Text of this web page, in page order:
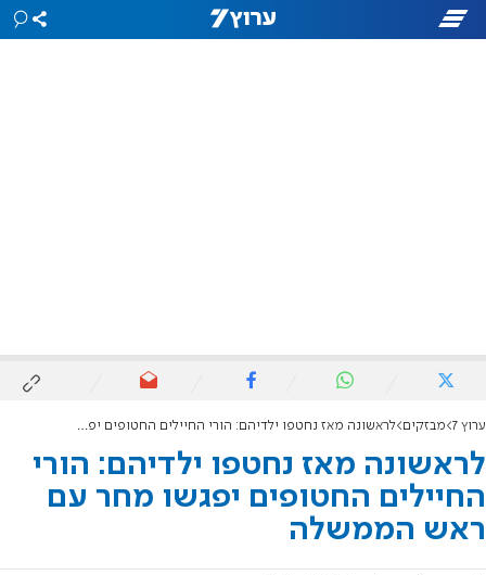
ערוץ 7 מבזקים לראשונה מאז נחטפו ילדיהם: הורי החיילים החטופים יפגשו מחר עם ראש הממשלה
לראשונה מאז נחטפו ילדיהם: הורי
החיילים החטופים יפגשו מחר עם
ראש הממשלה